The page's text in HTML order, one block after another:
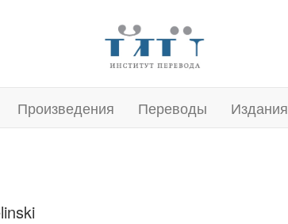
Произведения Переводы Издания